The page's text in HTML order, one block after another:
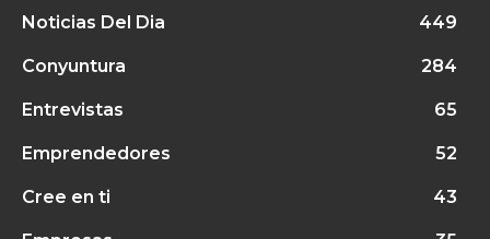
Noticias Del Dia 449
Conyuntura 284
Entrevistas 65
Emprendedores 52
Cree en ti 43